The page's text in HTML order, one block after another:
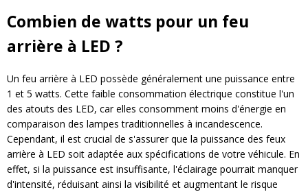
Combien de watts pour un feu
arrière à LED ?
Un feu arrière à LED possède généralement une puissance entre
1 et 5 watts. Cette faible consommation électrique constitue l'un
des atouts des LED, car elles consomment moins d'énergie en
comparaison des lampes traditionnelles à incandescence.
Cependant, il est crucial de s'assurer que la puissance des feux
arrière à LED soit adaptée aux spécifications de votre véhicule. En
effet, si la puissance est insuffisante, l'éclairage pourrait manquer
d'intensité, réduisant ainsi la visibilité et augmentant le risque